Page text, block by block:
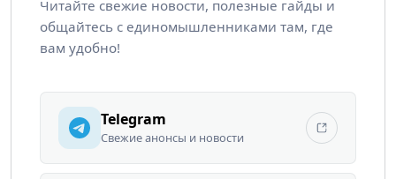
Читайте свежие новости, полезные гайды и
общайтесь с единомышленниками там, где
вам удобно!
Telegram
Свежие анонсы и новости